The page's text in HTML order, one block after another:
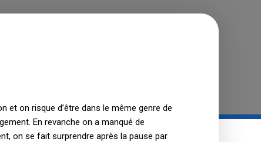
et on risque d’être dans le même genre de
En revanche on a manqué de
on se fait surprendre après la pause par